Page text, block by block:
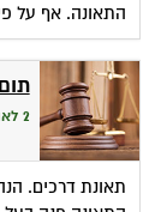
התאונה. אף על
2 לאוגוסט 2001
תאונת דרכים.